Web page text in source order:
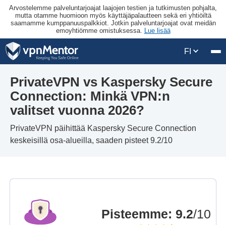
Arvostelemme palveluntarjoajat laajojen testien ja tutkimusten pohjalta,
mutta otamme huomioon myös käyttäjäpalautteen sekä eri yhtiöiltä
saamamme kumppanuuspalkkiot. Jotkin palveluntarjoajat ovat meidän
emoyhtiömme omistuksessa. Lue lisää
FI
PrivateVPN vs Kaspersky Secure
Connection: Minkä VPN:n
valitset vuonna 2026?
PrivateVPN päihittää Kaspersky Secure Connection
keskeisillä osa-alueilla, saaden pisteet 9.2/10
Pisteemme: 9.2/10